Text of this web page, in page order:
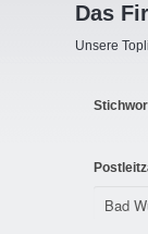
Das
Unsere